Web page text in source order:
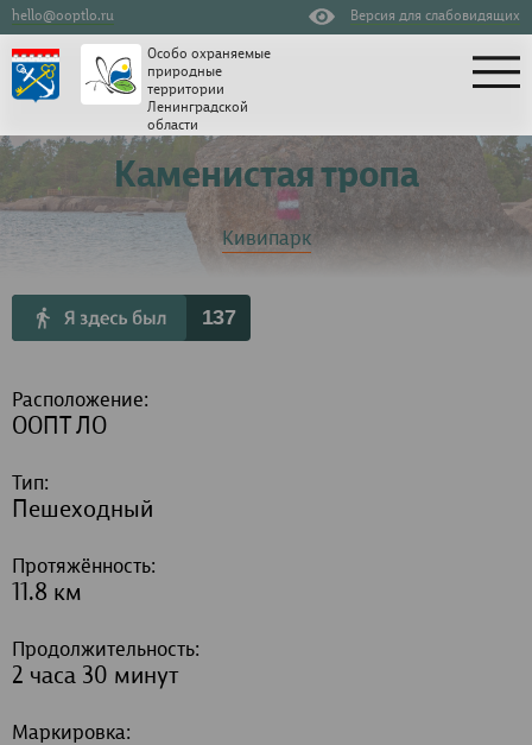
hello@ooptlo.ru Версия для слабовидящих
Особо охраняемые
природные
территории
Ленинградской
области
Каменистая тропа
Кивипарк
137
Расположение:
ООПТ ЛО
Тип:
Пешеходный
Протяжённость:
11.8 км
Продолжительность:
2 часа 30 минут
Маркировка: